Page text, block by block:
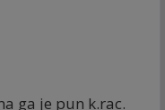
ga je pun k.rac.